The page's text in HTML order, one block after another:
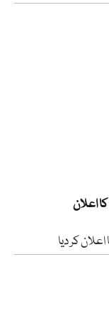
اعلان
اعلان کر دیا